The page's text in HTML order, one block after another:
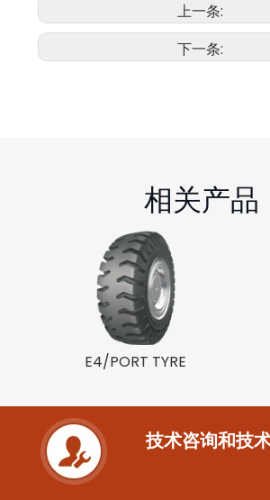
上一条:
下一条:
相关产品
E4/PORT TYRE
技术咨询和技